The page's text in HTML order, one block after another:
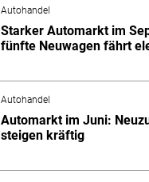
Autohandel
Starker Automarkt im
fünfte Neuwagen fährt
Autohandel
Automarkt im Juni:
steigen kräftig